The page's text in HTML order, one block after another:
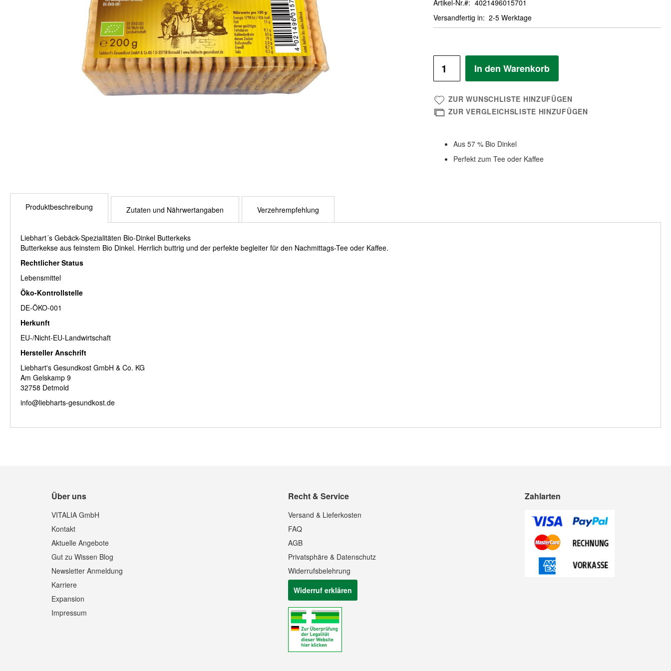
Bildergalerie
Artikel-Nr.
4021496015701
Versandfertig in
2-5 Werktage
In den Warenkorb
ZUR WUNSCHLISTE HINZUFÜGEN
ZUR VERGLEICHSLISTE HINZUFÜGEN
Aus 57 % Bio Dinkel
Perfekt zum Tee oder Kaffee
Produktbeschreibung
Liebhart´s Gebäck-Spezialitäten Bio-Dinkel Butterkeks
Butterkekse aus feinstem Bio Dinkel. Herrlich buttrig und der perfekte begleiter für den Nachmittags-Tee oder Kaffee.
Rechtlicher Status
Lebensmittel
Öko-Kontrollstelle
DE-ÖKO-001
Herkunft
EU-/Nicht-EU-Landwirtschaft
Hersteller Anschrift
Liebhart's Gesundkost GmbH & Co. KG
Am Gelskamp 9
32758 Detmold
info@liebharts-gesundkost.de
Zutaten und Nährwertangaben Verzehrempfehlung
Über uns
VITALIA GmbH
Kontakt
Aktuelle Angebote
Gut zu Wissen Blog
Newsletter Anmeldung
Karriere
Expansion
Impressum
Recht & Service
Versand & Lieferkosten
FAQ
AGB
Privatsphäre & Datenschutz
Widerrufsbelehrung
Widerruf erklären
Zahlarten